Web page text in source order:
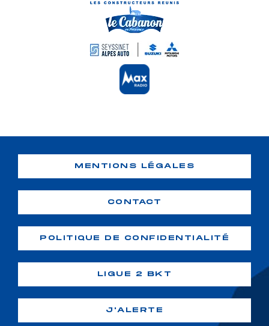
MENTIONS LÉGALES
CONTACT
POLITIQUE DE CONFIDENTIALITÉ
LIGUE 2 BKT
J'ALERTE